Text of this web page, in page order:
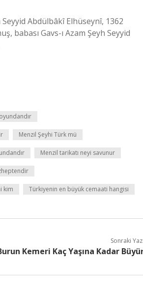
Seyyid Abdülbâkî Elhüseynî, 1362
babası Gavs-ı Azam Şeyh Seyyid
Menzil Şeyhi Türk mü
Menzil tarikatı neyi savunur
kim Türkiyenin en büyük cemaati hangisi
Sonraki
Kemeri Kaç Yaşına Kadar